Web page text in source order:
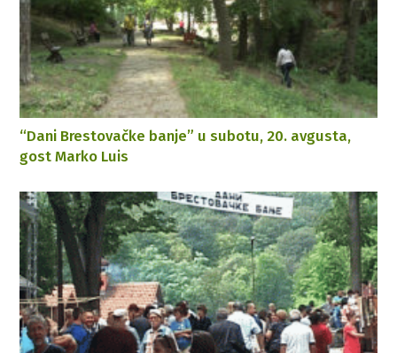
“Dani Brestovačke banje” u subotu, 20. avgusta,
gost Marko Luis